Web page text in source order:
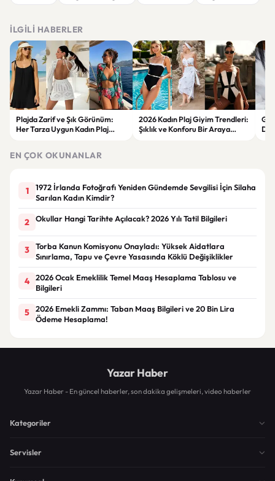
İLGILI HABERLER
Plajda Zarif ve Şık Görünüm:
Her Tarza Uygun Kadın Plaj
2026 Kadın Plaj Giyim Trendleri:
Şıklık ve Konforu Bir Araya
EN ÇOK OKUNANLAR
1
1972 İrlanda Fotoğrafı Yeniden Gündemde Sevgilisi İçin Silaha
Sarılan Kadın Kimdir?
2 Okullar Hangi Tarihte Açılacak? 2026 Yılı Tatil Bilgileri
3
Torba Kanun Komisyonu Onayladı: Yüksek Aidatlara
Sınırlama, Tapu ve Çevre Yasasında Köklü Değişiklikler
4
2026 Ocak Emeklilik Temel Maaş Hesaplama Tablosu ve
Bilgileri
5
2026 Emekli Zammı: Taban Maaş Bilgileri ve 20 Bin Lira
Ödeme Hesaplama!
Yazar Haber
Yazar Haber - En güncel haberler, son dakika gelişmeleri, video haberler
Kategoriler
Servisler